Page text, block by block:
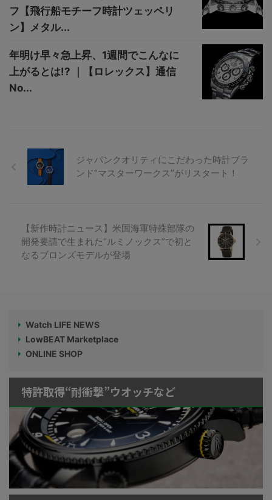
フ【飛行船モチーフ時計ツェッペリ
ン】メタル...
年明け早々急上昇、1週間でこんなに
上がるとは!? ｜【ロレックス】通信
No...
ジャパンクオリティにこだわった時計ブラ
ンド“マスターワークス”がリスタート！
【新作時計ニュース】米国海軍特殊部隊の
開発要請で生まれた“ルミノックス”で初と
なるブロンズモデルが登場
Watch LIFE NEWS
LowBEAT Marketplace
ONLINE SHOP
特許取得“耐衝撃”ウオッチなど